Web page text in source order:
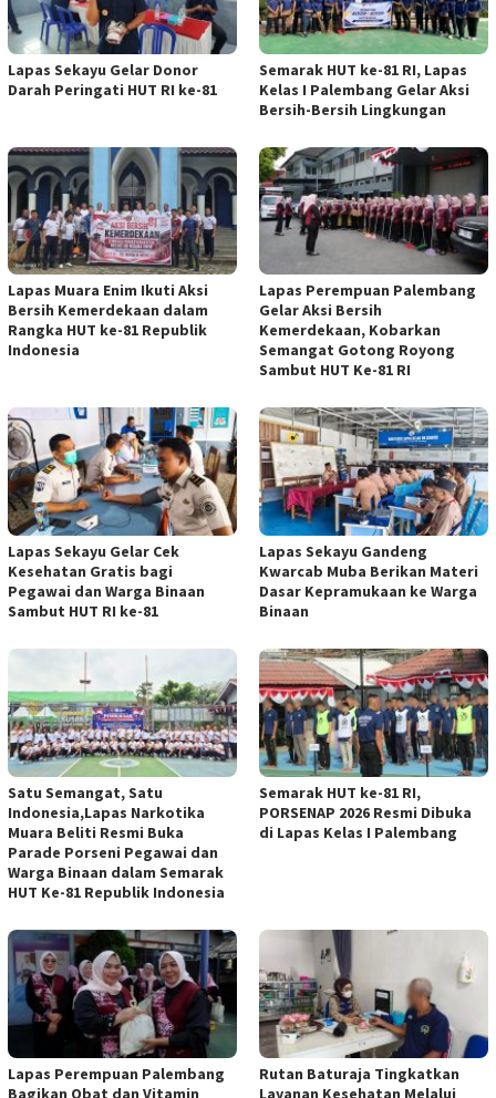
Lapas Sekayu Gelar Donor
Darah Peringati HUT RI ke-81
Semarak HUT ke-81 RI, Lapas
Kelas I Palembang Gelar Aksi
Bersih-Bersih Lingkungan
Lapas Muara Enim Ikuti Aksi
Bersih Kemerdekaan dalam
Rangka HUT ke-81 Republik
Indonesia
Lapas Perempuan Palembang
Gelar Aksi Bersih
Kemerdekaan, Kobarkan
Semangat Gotong Royong
Sambut HUT Ke-81 RI
Lapas Sekayu Gelar Cek
Kesehatan Gratis bagi
Pegawai dan Warga Binaan
Sambut HUT RI ke-81
Lapas Sekayu Gandeng
Kwarcab Muba Berikan Materi
Dasar Kepramukaan ke Warga
Binaan
Satu Semangat, Satu
Indonesia,Lapas Narkotika
Muara Beliti Resmi Buka
Parade Porseni Pegawai dan
Warga Binaan dalam Semarak
HUT Ke-81 Republik Indonesia
Semarak HUT ke-81 RI,
PORSENAP 2026 Resmi Dibuka
di Lapas Kelas I Palembang
Lapas Perempuan Palembang
Bagikan Obat dan Vitamin
Rutan Baturaja Tingkatkan
Layanan Kesehatan Melalui